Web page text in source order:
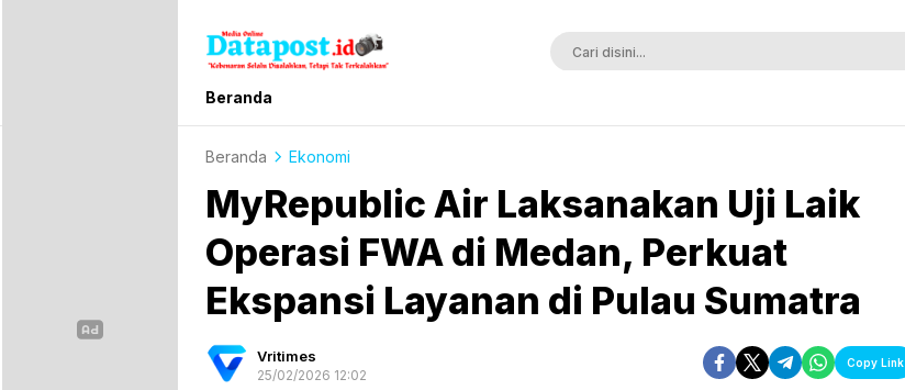
Datapost.id
Kebenaran Selalu Disalahkan, Tetapi Tak Terkalahkan
Beranda
Beranda Ekonomi
MyRepublic Air Laksanakan Uji Laik
Operasi FWA di Medan, Perkuat
Ekspansi Layanan di Pulau Sumatra
Vritimes
25/02/2026 12:02
Copy Link